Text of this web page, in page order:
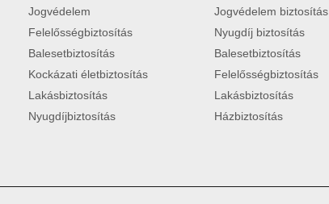
Jogvédelem
Felelősségbiztosítás
Balesetbiztosítás
Kockázati életbiztosítás
Lakásbiztosítás
Nyugdíjbiztosítás
Jogvédelem biztosítás
Nyugdíj biztosítás
Balesetbiztosítás
Felelősségbiztosítás
Lakásbiztosítás
Házbiztosítás